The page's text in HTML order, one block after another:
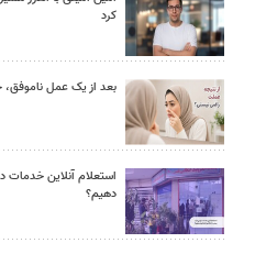
کرد
بعد از یک عمل ناموفق،
استعلام آنلاین خدمات
دهیم؟